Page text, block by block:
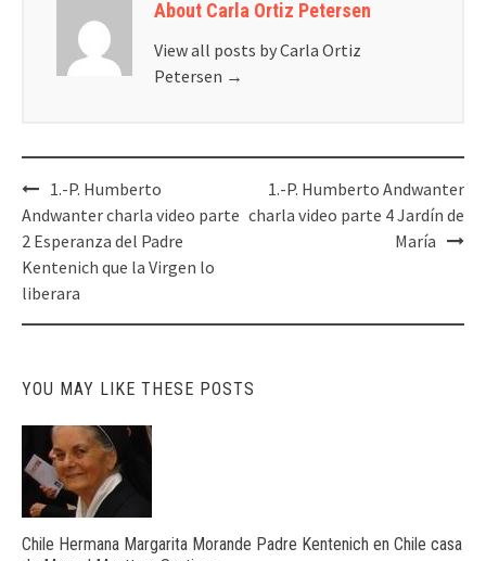
About Carla Ortiz Petersen
View all posts by Carla Ortiz
Petersen →
Post
navigation
1.-P. Humberto
Andwanter charla video parte
2 Esperanza del Padre
Kentenich que la Virgen lo
liberara
1.-P. Humberto Andwanter
charla video parte 4 Jardín de
María
YOU MAY LIKE THESE POSTS
Chile Hermana Margarita Morande Padre Kentenich en Chile casa